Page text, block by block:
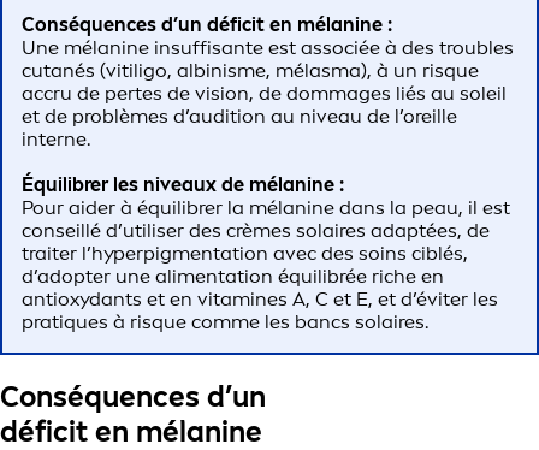
Conséquences d’un déficit en mélanine :
Une mélanine insuffisante est associée à des troubles
cutanés (vitiligo, albinisme, mélasma), à un risque
accru de pertes de vision, de dommages liés au soleil
et de problèmes d’audition au niveau de l’oreille
interne.
Équilibrer les niveaux de mélanine :
Pour aider à équilibrer la mélanine dans la peau, il est
conseillé d’utiliser des crèmes solaires adaptées, de
traiter l’hyperpigmentation avec des soins ciblés,
d’adopter une alimentation équilibrée riche en
antioxydants et en vitamines A, C et E, et d’éviter les
pratiques à risque comme les bancs solaires.
Conséquences d’un
déficit en mélanine